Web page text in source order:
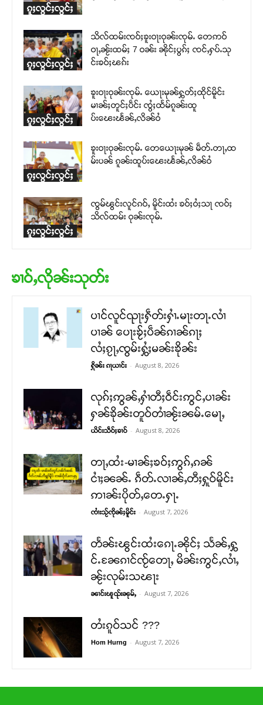
ၵူႈလွင်ႈလွင်ႈ
ၵူႈလွင်ႈလွင်ႈ
သိလ်ထမ်းၸဝ်ႈၶူးဝႃးဝုၼ်းၸုမ်ႉ တေဢဝ်
ဝႃႇၼႂ်းထမ်ႈ 7 ဝၼ်း ၼိုင်ႈပွၵ်ႈ ၸင်ႇႁပ်ႉသု
င်းၶဝ်ႈၽၵ်း
ၵူႈလွင်ႈလွင်ႈ
ၶူးဝႃးဝုၼ်းၸုမ်ႉ ယေႃးမုၼ်ႁွတ်ႈထိုင်မိူင်း
မၢၼ်ႈတူင်ႈပဵင်း ၸွႆႈထႅမ်ၵူၼ်းထူ
ပ်းၽေးၽႅၼ်ႇလိၼ်ဝႆ
ၵူႈလွင်ႈလွင်ႈ
ၶူးဝႃးဝုၼ်းၸုမ်ႉ တေယေႃးမုၼ် မဵတ်ႉတႃႇထ
မ်းပၼ် ၵူၼ်းထူပ်းၽေးၽႅၼ်ႇလိၼ်ဝႆ
ၵူႈလွင်ႈလွင်ႈ
ၸွမ်ၽွင်းလူင်ၵဝ်ႇ မိူင်းထႆး ၶဝ်ႈဝႆႈသႃ ၸဝ်ႈ
သိလ်ထမ်း ဝုၼ်းၸုမ်ႉ
ၶၢဝ်ႇလိုၼ်းသုတ်း
ပၢင်လူင်ၺႃးႁဵတ်းႁၢႆႉမႃးတႃႉလၢႆ
ပၢၼ် ​​ပေႃးၶႂ်ႈပဵၼ်ၵၢၼ်ၵႃႈ
လႆႈၵႂႃႇၸွမ်းႁွႆႈမၼ်းၶိုၼ်း
ႁိုၼ်း ၵႃယၢင်း - August 8, 2026
လုၵ်ႈဢွၼ်ႇႁၢႆတီႈဝဵင်းဢွင်ႇပၢၼ်း
ႁၼ်ၶိုၼ်းတူဝ်တၢႆၼႂ်းၼမ်ႉမေႃႇ
ယိင်းသဵဝ်ႈၶၢဝ် - August 8, 2026
တႃႇထႆး-မၢၼ်ႈၶဝ်ႈဢွၵ်ႇၵၼ်
ငၢႆႈၼၼ်ႉ ၵဵတ်ႉလၢၼ်ႇတီႈႁူဝ်မိူင်း
ဢၢၼ်းပိုတ်ႇတေႉႁႃႉ
ၸၢႆးသႂ်ၸိုၼ်ႈမိူင်း - August 7, 2026
တႅၼ်းၽွင်းထႆးၵေႃႉၼိုင်ႈ သႅၼ်ႇႁွ
င်ႉၼႄၵၢင်ၸႂ်တေႃႇ မိၼ်းဢွင်ႇလၢႆႇ
ၼႂ်းလုမ်းသၽႃး
ၼၢင်းၽူၺ်းၼုမ်ႇ - August 7, 2026
တႆးၵူဝ်သင် ???
Hom Hurng - August 7, 2026